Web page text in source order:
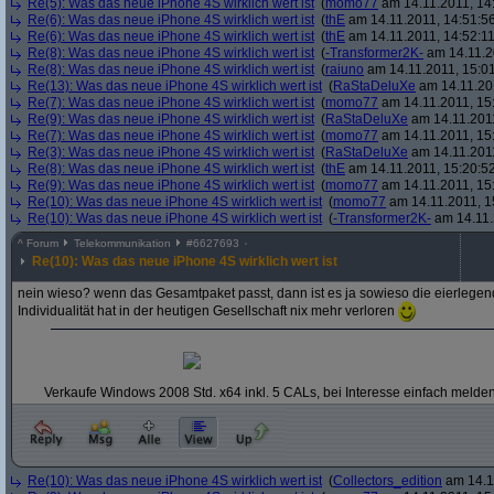
Re(5): Was das neue iPhone 4S wirklich wert ist (momo77 am 14.11.2011,
Re(6): Was das neue iPhone 4S wirklich wert ist (thE am 14.11.2011,
Re(6): Was das neue iPhone 4S wirklich wert ist (thE am 14.11.2011,
Re(8): Was das neue iPhone 4S wirklich wert ist (-Transformer2K- am
Re(8): Was das neue iPhone 4S wirklich wert ist (raiuno am 14.11.2011,
Re(13): Was das neue iPhone 4S wirklich wert ist (RaStaDeluXe am
Re(7): Was das neue iPhone 4S wirklich wert ist (momo77 am 14.11.2011,
Re(9): Was das neue iPhone 4S wirklich wert ist (RaStaDeluXe am
Re(7): Was das neue iPhone 4S wirklich wert ist (momo77 am 14.11.2011,
Re(3): Was das neue iPhone 4S wirklich wert ist (RaStaDeluXe am
Re(8): Was das neue iPhone 4S wirklich wert ist (thE am 14.11.2011,
Re(9): Was das neue iPhone 4S wirklich wert ist (momo77 am 14.11.2011,
Re(10): Was das neue iPhone 4S wirklich wert ist (momo77 am 14.11.2011,
Re(10): Was das neue iPhone 4S wirklich wert ist (-Transformer2K- am
^ Forum Telekommunikation #6627693
Re(10): Was das neue iPhone 4S wirklich wert ist
nein wieso? wenn das Gesamtpaket passt, dann ist es ja sowieso die
Individualität hat in der heutigen Gesellschaft nix mehr verloren
Verkaufe Windows 2008 Std. x64 inkl. 5 CALs, bei Interesse einfach
Re(10): Was das neue iPhone 4S wirklich wert ist (Collectors_edition am